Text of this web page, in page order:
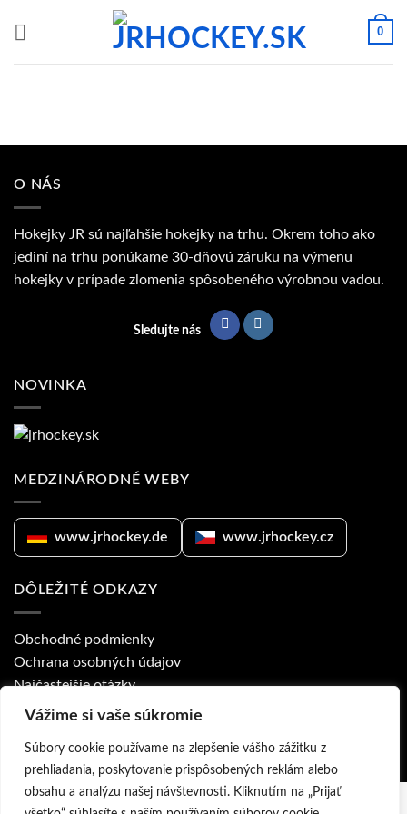
Vážime si vaše súkromie
Súbory cookie používame na zlepšenie vášho zážitku z
prehliadania, poskytovanie prispôsobených reklám alebo
obsahu a analýzu našej návštevnosti. Kliknutím na „Prijať
0
O NÁS
Hokejky JR sú najľahšie hokejky na trhu. Okrem toho ako
jediní na trhu ponúkame 30-dňovú záruku na výmenu
hokejky v prípade zlomenia spôsobeného výrobnou vadou.
Sledujte nás
NOVINKA
MEDZINÁRODNÉ WEBY
www.jrhockey.de www.jrhockey.cz
DÔLEŽITÉ ODKAZY
Obchodné podmienky
Ochrana osobných údajov
Najčastejšie otázky
Ponuka pre kluby